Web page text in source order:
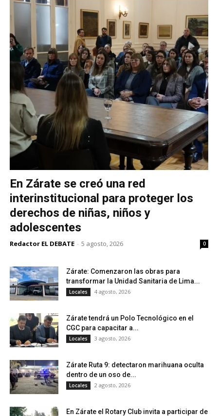
En Zárate se creó una red
interinstitucional para proteger los
derechos de niñas, niños y
adolescentes
Redactor EL DEBATE - 5 agosto, 2026 0
Zárate: Comenzaron las obras para
transformar la Unidad Sanitaria de Lima...
Locales 4 agosto, 2026
Zárate tendrá un Polo Tecnológico en el
CGC para capacitar a...
Locales 3 agosto, 2026
Zárate Ruta 9: detectaron marihuana oculta
dentro de un oso de...
Locales 2 agosto, 2026
En Zárate el Rotary Club invita a participar de